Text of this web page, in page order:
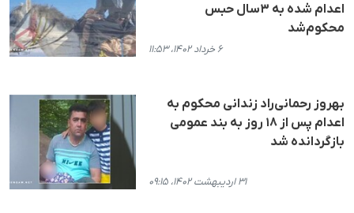
اعدام شده به ۳سال حبس
محکوم‌شد
۶ خرداد ۱۴۰۲، ۱۱:۵۳
بهروز رحمانی‌راد زندانی محکوم به
اعدام پس از ۱۸ روز به بند عمومی
بازگردانده شد
۳۱ اردیبهشت ۱۴۰۲، ۰۹:۱۵